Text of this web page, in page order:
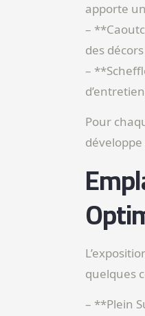
apporte
–
des
–
Pour
quelques
– **Plein